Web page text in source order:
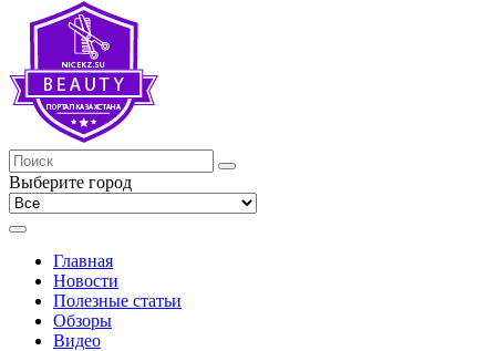
Выберите город
Главная
Новости
Полезные статьи
Обзоры
Видео